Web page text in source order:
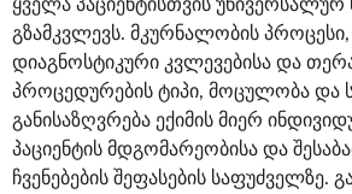
ყველა პაციენტისთვის
გზამკვლევს. მკურნალობის
დიაგნოსტიკური კვლევებისა და
პროცედურების ტიპი, მოცულობა და
განისაზღვრება ექიმის მიერ
პაციენტის მდგომარეობისა და
ჩვენებების შეფასების საფუძველზე.